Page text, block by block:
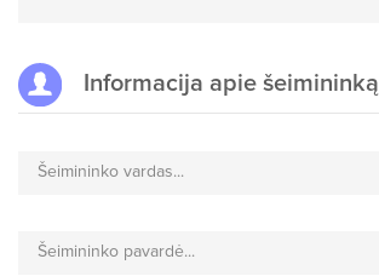
Informacija apie šeimininką
Šeimininko vardas...
Šeimininko pavardė...